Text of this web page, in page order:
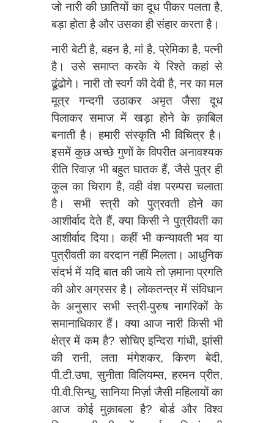
जो नारी की छातियों का दूध पीकर पलता है,
बड़ा होता है और उसका ही संहार करता है।
नारी बेटी है, बहन है, मां है, प्रेमिका है, पत्नी
है। उसे समाप्त करके ये रिश्ते कहां से
ढूंढोगे। नारी तो स्वर्ग की देवी है, नर का मल
मूत्र गन्दगी उठाकर अमृत जैसा दूध
पिलाकर समाज में खड़ा होने के क़ाबिल
बनाती है। हमारी संस्कृति भी विचित्र है।
इसमें कुछ अच्छे गुणों के विपरीत अनावश्यक
रीति रिवाज़ भी बहुत घातक हैं, जैसे पुत्र ही
कुल का चिराग है, वही वंश परम्परा चलाता
है। सभी स्त्री को पुत्रवती होने का
आशीर्वाद देते हैं, क्या किसी ने पुत्रीवती का
आशीर्वाद दिया। कहीं भी कन्यावती भव या
पुत्रीवती का वरदान नहीं मिलता। आधुनिक
संदर्भ में यदि बात की जाये तो ज़माना प्रगति
की ओर अग्रसर है। लोकतन्त्र में संविधान
के अनुसार सभी स्त्री-पुरुष नागरिकों के
समानाधिकार हैं। क्या आज नारी किसी भी
क्षेत्र में कम है? सोचिए इन्दिरा गांधी, झांसी
की रानी, लता मंगेशकर, किरण बेदी,
पी.टी.उषा, सुनीता विलियम्स, हरमन प्रीत,
पी.वी.सिन्धु, सानिया मिर्ज़ा जैसी महिलायों का
आज कोई मुक़ाबला है? बोर्ड और विश्व